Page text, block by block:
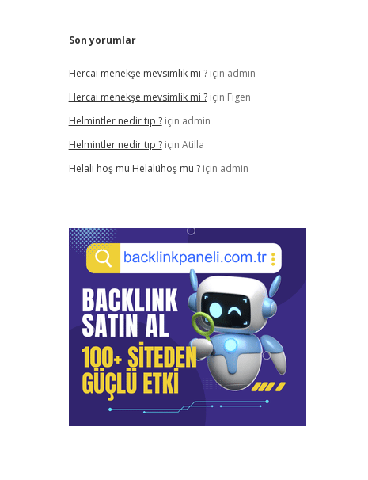
Son yorumlar
Hercai menekşe mevsimlik mi ?için admin
Hercai menekşe mevsimlik mi ?için Figen
Helmintler nedir tıp ?için admin
Helmintler nedir tıp ?için Atilla
Helali hoş mu Helalühoş mu ?için admin